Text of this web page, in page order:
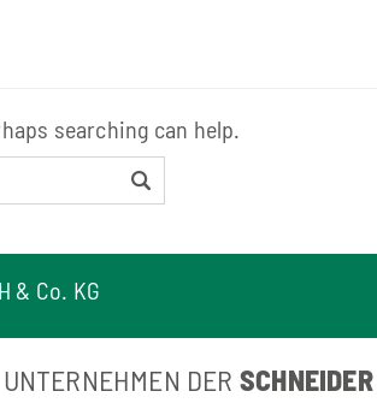
searching can help.
& Co. KG
DER